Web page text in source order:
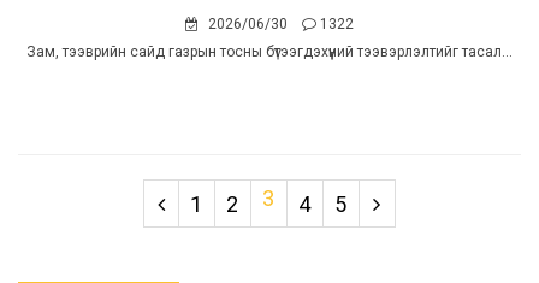
2026/06/30
1322
Зам, тээврийн сайд газрын тосны бүтээгдэхүүний тээвэрлэлтийг тасал...
1 2 3 4 5